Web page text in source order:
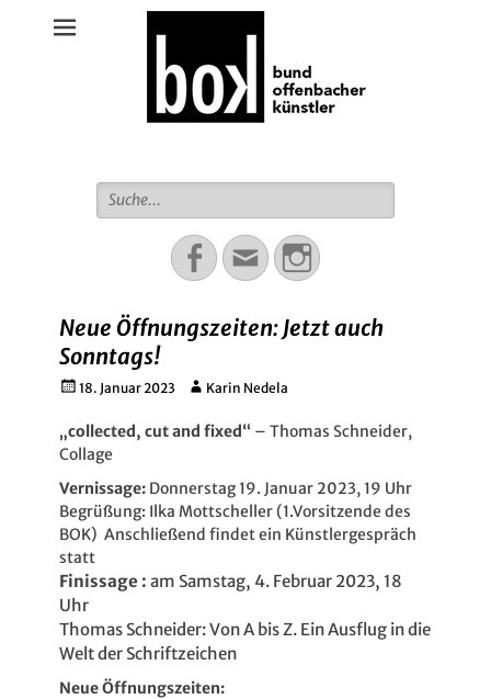
Suche
für:
Facebook
EmailInstagram
Neue Öffnungszeiten: Jetzt auch
Sonntags!
Gepostet
18. Januar 2023 AutorKarin Nedela
„collected, cut and fixed“ – Thomas Schneider,
Collage
Vernissage: Donnerstag 19. Januar 2023, 19 Uhr
Begrüßung: Ilka Mottscheller (1.Vorsitzende des
BOK) Anschließend findet ein Künstlergespräch
statt
Finissage : am Samstag, 4. Februar 2023, 18
Uhr
Thomas Schneider: Von A bis Z. Ein Ausflug in die
Welt der Schriftzeichen
Neue Öffnungszeiten: